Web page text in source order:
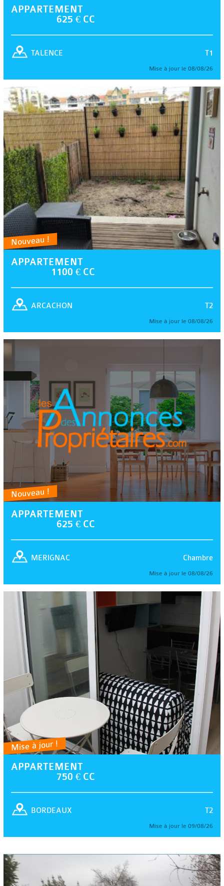
APPARTEMENT
625 € CC
T1
TALENCE
Mise à jour le 08/08/26
Nouveau !
APPARTEMENT
1100 € CC
T2
ARCACHON
Mise à jour le 08/08/26
Nouveau !
APPARTEMENT
625 € CC
Chambre
MERIGNAC
Mise à jour le 08/08/26
Mise à jour !
APPARTEMENT
750 € CC
T2
BORDEAUX
Mise à jour le 09/08/26